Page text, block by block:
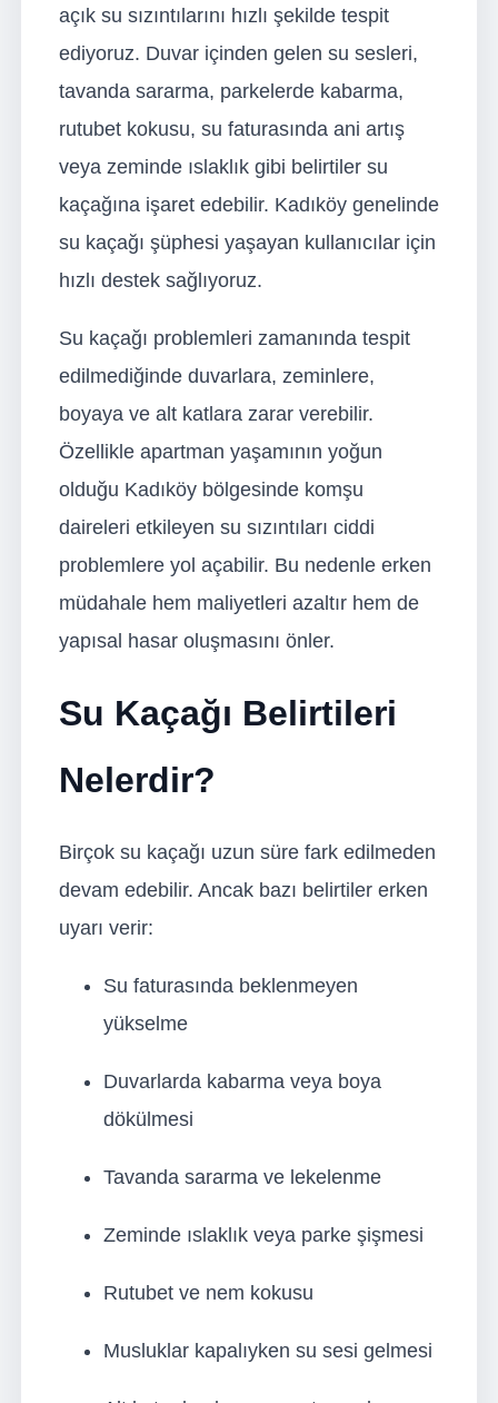
açık su sızıntılarını hızlı şekilde tespit
ediyoruz. Duvar içinden gelen su sesleri,
tavanda sararma, parkelerde kabarma,
rutubet kokusu, su faturasında ani artış
veya zeminde ıslaklık gibi belirtiler su
kaçağına işaret edebilir. Kadıköy genelinde
su kaçağı şüphesi yaşayan kullanıcılar için
hızlı destek sağlıyoruz.
Su kaçağı problemleri zamanında tespit
edilmediğinde duvarlara, zeminlere,
boyaya ve alt katlara zarar verebilir.
Özellikle apartman yaşamının yoğun
olduğu Kadıköy bölgesinde komşu
daireleri etkileyen su sızıntıları ciddi
problemlere yol açabilir. Bu nedenle erken
müdahale hem maliyetleri azaltır hem de
yapısal hasar oluşmasını önler.
Su Kaçağı Belirtileri
Nelerdir?
Birçok su kaçağı uzun süre fark edilmeden
devam edebilir. Ancak bazı belirtiler erken
uyarı verir:
Su faturasında beklenmeyen
yükselme
Duvarlarda kabarma veya boya
dökülmesi
Tavanda sararma ve lekelenme
Zeminde ıslaklık veya parke şişmesi
Rutubet ve nem kokusu
Musluklar kapalıyken su sesi gelmesi